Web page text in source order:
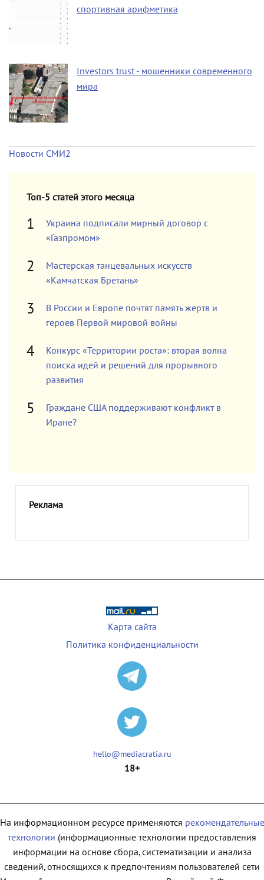
спортивная арифметика
Investors trust - мошенники современного
мира
Новости СМИ2
Топ-5 статей этого месяца
Украина подписали мирный договор с
«Газпромом»
Мастерская танцевальных искусств
«Камчатская Бретань»
В России и Европе почтят память жертв и
героев Первой мировой войны
Конкурс «Территории роста»: вторая волна
поиска идей и решений для прорывного
развития
Граждане США поддерживают конфликт в
Иране?
Реклама
Карта сайта
Политика конфиденциальности
hello@mediacratia.ru
18+
На информационном ресурсе применяются рекомендательные
технологии (информационные технологии предоставления
информации на основе сбора, систематизации и анализа
сведений, относящихся к предпочтениям пользователей сети